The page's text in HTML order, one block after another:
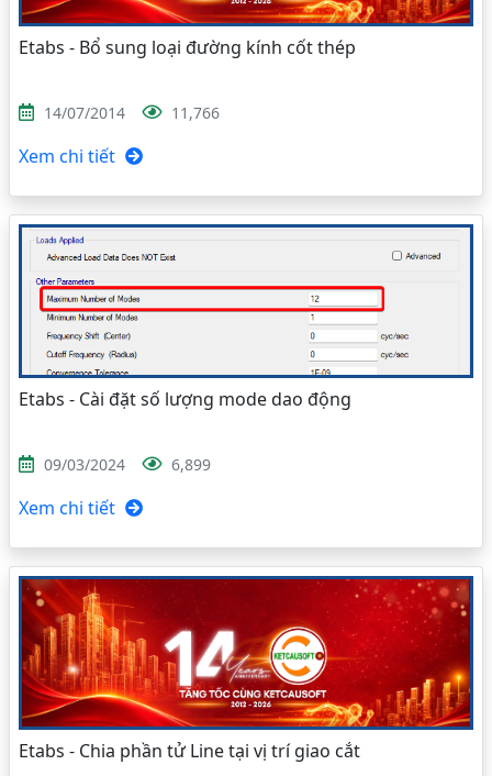
Etabs - Bổ sung loại đường kính cốt thép
14/07/2014 11,766
Xem chi tiết
Etabs - Cài đặt số lượng mode dao động
09/03/2024 6,899
Xem chi tiết
Etabs - Chia phần tử Line tại vị trí giao cắt